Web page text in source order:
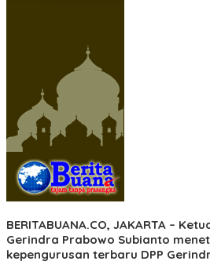
BERITABUANA.CO, JAKARTA –
Gerindra Prabowo Subianto
kepengurusan terbaru DPP